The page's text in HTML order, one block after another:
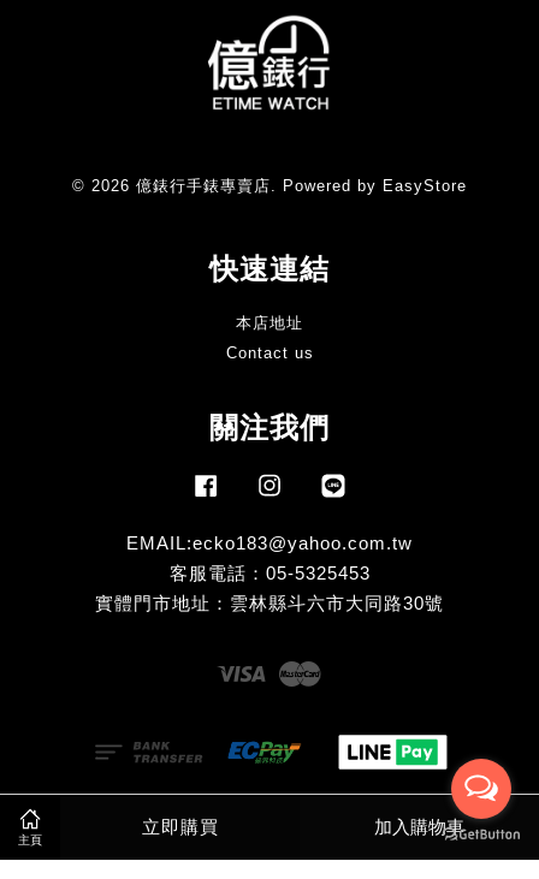
主頁
立即購買 加入購物車
© 2026 億錶行手錶專賣店. Powered by EasyStore
快速連結
本店地址
Contact us
關注我們
Facebook Instagram
EMAIL:ecko183@yahoo.com.tw
客服電話：05-5325453
實體門市地址：雲林縣斗六市大同路30號
Visa